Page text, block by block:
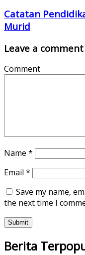
Catatan
Murid
Leave a comment
Comment
Name *
Email *
Save my name,
the next time I
Berita